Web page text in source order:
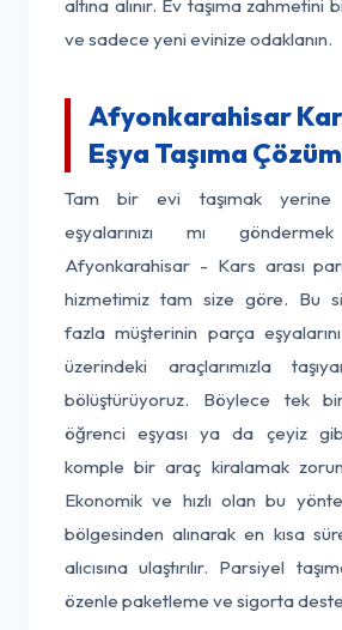
altına alınır. Ev taşıma zahmetini
ve sadece yeni evinize odaklanın.
Afyonkarahisar
Eşya Taşıma
Tam bir evi taşımak yerine
eşyalarınızı mı
Afyonkarahisar - Kars arası
hizmetimiz tam size göre. Bu
fazla müşterinin parça
üzerindeki araçlarımızla
bölüştürüyoruz. Böylece tek
öğrenci eşyası ya da çeyiz
komple bir araç kiralamak
Ekonomik ve hızlı olan bu
bölgesinden alınarak en kısa
alıcısına ulaştırılır. Parsiyel
özenle paketleme ve sigorta